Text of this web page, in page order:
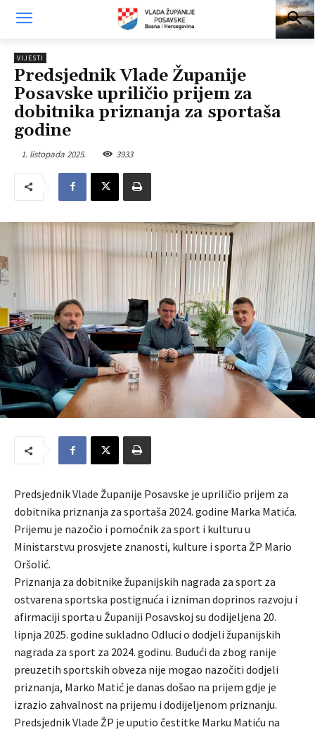
VIJESTI
Predsjednik Vlade Županije
Posavske upriličio prijem za
dobitnika priznanja za sportaša
godine
1. listopada 2025. 3933
Predsjednik Vlade Županije Posavske je upriličio prijem za
dobitnika priznanja za sportaša 2024. godine Marka Matića.
Prijemu je nazočio i pomoćnik za sport i kulturu u
Ministarstvu prosvjete znanosti, kulture i sporta ŽP Mario
Oršolić.
Priznanja za dobitnike županijskih nagrada za sport za
ostvarena sportska postignuća i izniman doprinos razvoju i
afirmaciji sporta u Županiji Posavskoj su dodijeljena 20.
lipnja 2025. godine sukladno Odluci o dodjeli županijskih
nagrada za sport za 2024. godinu. Budući da zbog ranije
preuzetih sportskih obveza nije mogao nazočiti dodjeli
priznanja, Marko Matić je danas došao na prijem gdje je
izrazio zahvalnost na prijemu i dodijeljenom priznanju.
Predsjednik Vlade ŽP je uputio čestitke Marku Matiću na